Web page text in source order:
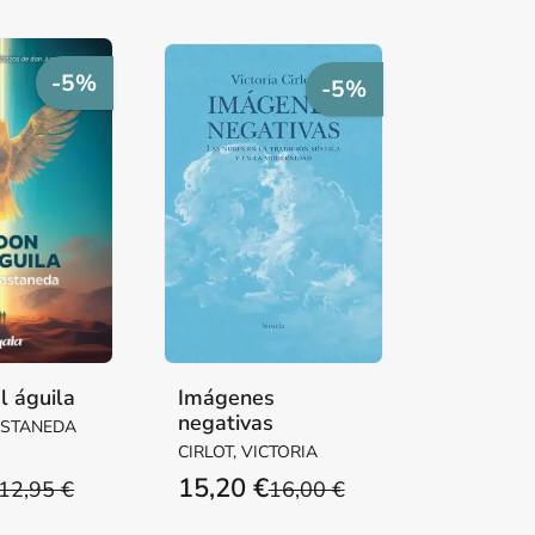
-5%
águila
€
-5%
Imágenes
negativas
CIRLOT, VICTORIA
16,00 €
15,20 €